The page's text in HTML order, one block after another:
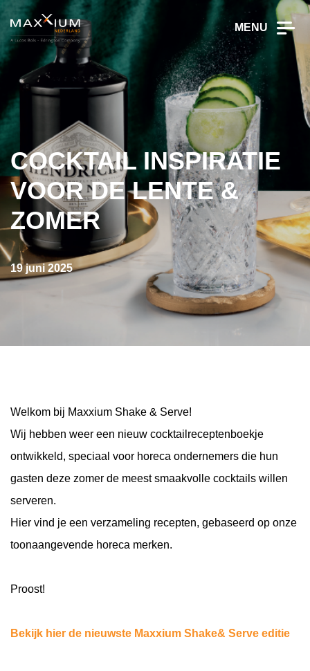
MENU
COCKTAIL INSPIRATIE
VOOR DE LENTE &
ZOMER
19 juni 2025
Welkom bij Maxxium Shake & Serve!
Wij hebben weer een nieuw cocktailreceptenboekje
ontwikkeld, speciaal voor horeca ondernemers die hun
gasten deze zomer de meest smaakvolle cocktails willen
serveren.
Hier vind je een verzameling recepten, gebaseerd op onze
toonaangevende horeca merken.
Proost!
Bekijk hier de nieuwste Maxxium Shake& Serve editie